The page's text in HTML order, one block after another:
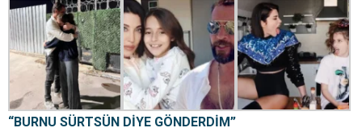
“BURNU SÜRTSÜN DİYE GÖNDERDİM”